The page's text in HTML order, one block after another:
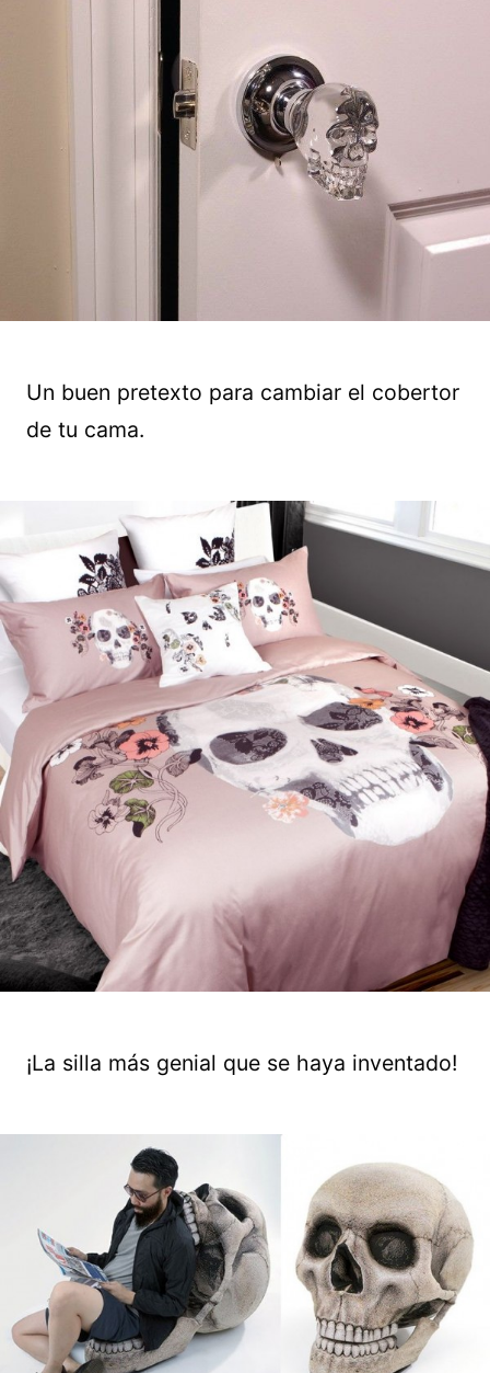
Un buen pretexto para cambiar el cobertor
de tu cama.
¡La silla más genial que se haya inventado!